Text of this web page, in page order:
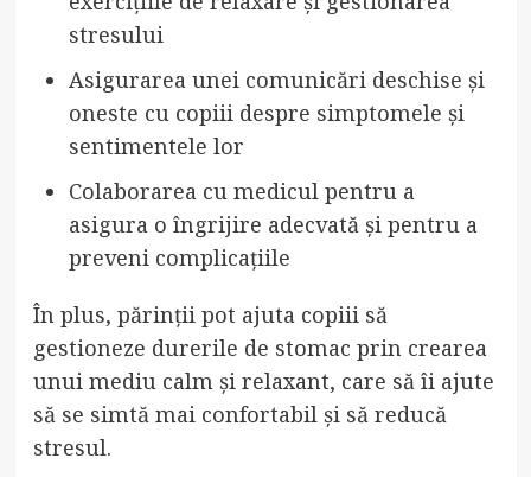
stresului
Asigurarea unei comunicări deschise și
oneste cu copiii despre simptomele și
sentimentele lor
Colaborarea cu medicul pentru a
asigura o îngrijire adecvată și pentru a
preveni complicațiile
În plus, părinții pot ajuta copiii să
gestioneze durerile de stomac prin crearea
unui mediu calm și relaxant, care să îi ajute
să se simtă mai confortabil și să reducă
stresul.